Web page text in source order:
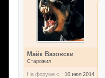
Майк Вазовски
Старожил
На форуме с: 10 июл 2014